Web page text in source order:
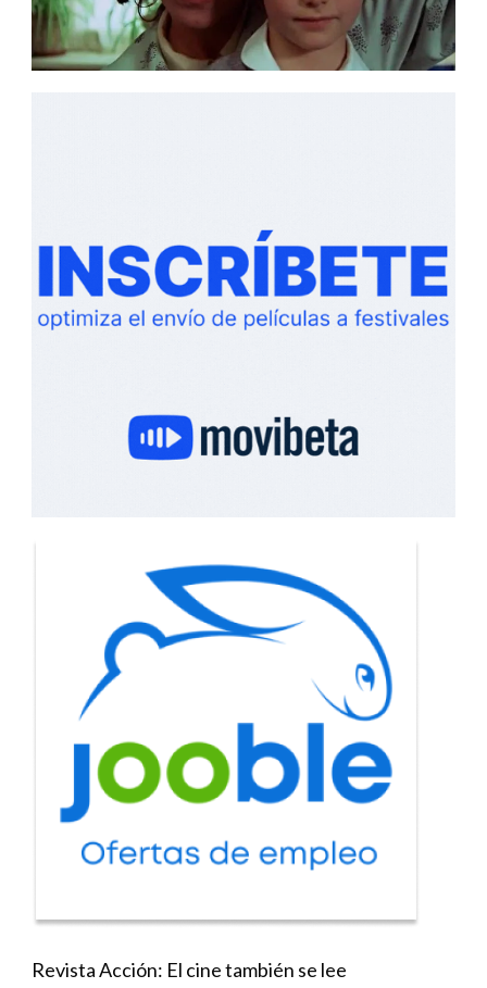
Revista Acción: El cine también se lee